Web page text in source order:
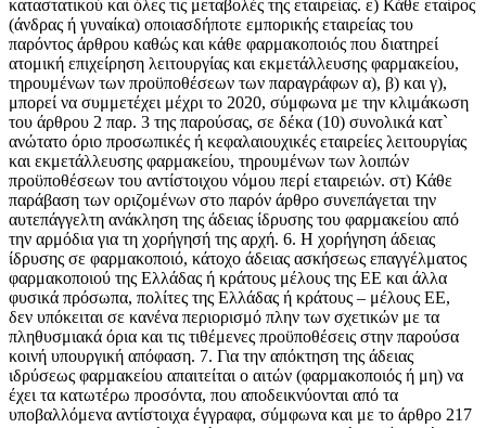
καταστατικού και όλες τις μεταβολές της εταιρείας. ε) Κάθε εταίρος
(άνδρας ή γυναίκα) οποιασδήποτε εμπορικής εταιρείας του
παρόντος άρθρου καθώς και κάθε φαρμακοποιός που διατηρεί
ατομική επιχείρηση λειτουργίας και εκμετάλλευσης φαρμακείου,
τηρουμένων των προϋποθέσεων των παραγράφων α), β) και γ),
μπορεί να συμμετέχει μέχρι το 2020, σύμφωνα με την κλιμάκωση
του άρθρου 2 παρ. 3 της παρούσας, σε δέκα (10) συνολικά κατ`
ανώτατο όριο προσωπικές ή κεφαλαιουχικές εταιρείες λειτουργίας
και εκμετάλλευσης φαρμακείου, τηρουμένων των λοιπών
προϋποθέσεων του αντίστοιχου νόμου περί εταιρειών. στ) Κάθε
παράβαση των οριζομένων στο παρόν άρθρο συνεπάγεται την
αυτεπάγγελτη ανάκληση της άδειας ίδρυσης του φαρμακείου από
την αρμόδια για τη χορήγησή της αρχή. 6. Η χορήγηση άδειας
ίδρυσης σε φαρμακοποιό, κάτοχο άδειας ασκήσεως επαγγέλματος
φαρμακοποιού της Ελλάδας ή κράτους μέλους της ΕΕ και άλλα
φυσικά πρόσωπα, πολίτες της Ελλάδας ή κράτους – μέλους ΕΕ,
δεν υπόκειται σε κανένα περιορισμό πλην των σχετικών με τα
πληθυσμιακά όρια και τις τιθέμενες προϋποθέσεις στην παρούσα
κοινή υπουργική απόφαση. 7. Για την απόκτηση της άδειας
ιδρύσεως φαρμακείου απαιτείται ο αιτών (φαρμακοποιός ή μη) να
έχει τα κατωτέρω προσόντα, που αποδεικνύονται από τα
υποβαλλόμενα αντίστοιχα έγγραφα, σύμφωνα και με το άρθρο 217